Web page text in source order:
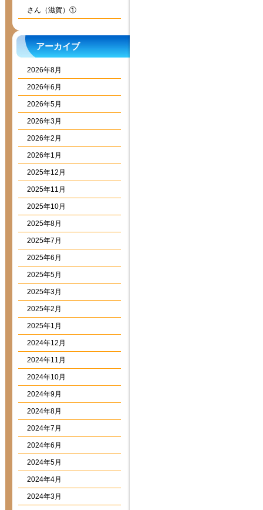
さん（滋賀）①
アーカイブ
2026年8月
2026年6月
2026年5月
2026年3月
2026年2月
2026年1月
2025年12月
2025年11月
2025年10月
2025年8月
2025年7月
2025年6月
2025年5月
2025年3月
2025年2月
2025年1月
2024年12月
2024年11月
2024年10月
2024年9月
2024年8月
2024年7月
2024年6月
2024年5月
2024年4月
2024年3月